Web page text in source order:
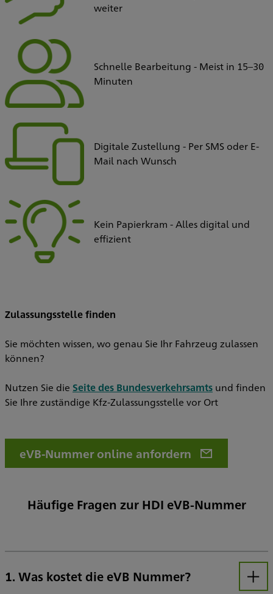
weiter
Schnelle Bearbeitung - Meist in 15–30
Minuten
Digitale Zustellung - Per SMS oder E-
Mail nach Wunsch
Kein Papierkram - Alles digital und
effizient
Zulassungsstelle finden
Sie möchten wissen, wo genau Sie Ihr Fahrzeug zulassen
können?
Nutzen Sie die Seite des Bundesverkehrsamts und finden
Sie Ihre zuständige Kfz-Zulassungsstelle vor Ort
eVB-Nummer online anfordern
Häufige Fragen zur HDI eVB-Nummer
1. Was kostet die eVB Nummer?